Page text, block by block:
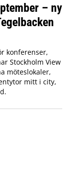
– ny
konferenser,
Stockholm View
möteslokaler,
mitt i city,